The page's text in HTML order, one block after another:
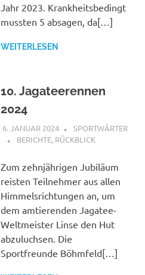
Jahr 2023. Krankheitsbedingt
mussten 5 absagen, da[…]
WEITERLESEN
10. Jagateerennen
2024
6. JANUAR 2024
SPORTWÄRTER
BERICHTE, RÜCKBLICK
Zum zehnjährigen Jubiläum
reisten Teilnehmer aus allen
Himmelsrichtungen an, um
dem amtierenden Jagatee-
Weltmeister Linse den Hut
abzuluchsen. Die
Sportfreunde Böhmfeld[…]